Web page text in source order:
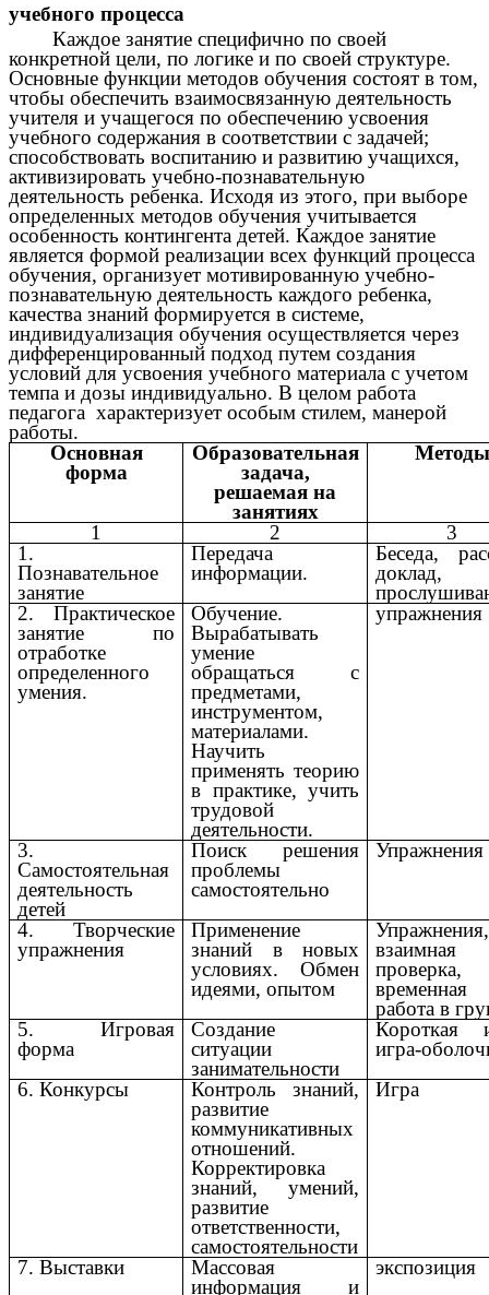
учебного процесса
Каждое занятие специфично по своей
конкретной цели, по логике и по своей структуре.
Основные функции методов обучения состоят в том,
чтобы обеспечить взаимосвязанную деятельность
учителя и учащегося по обеспечению усвоения
учебного содержания в соответствии с задачей;
способствовать воспитанию и развитию учащихся,
активизировать учебно-познавательную
деятельность ребенка. Исходя из этого, при выборе
определенных методов обучения учитывается
особенность контингента детей. Каждое занятие
является формой реализации всех функций процесса
обучения, организует мотивированную учебно-
познавательную деятельность каждого ребенка,
качества знаний формируется в системе,
индивидуализация обучения осуществляется через
дифференцированный подход путем создания
условий для усвоения учебного материала с учетом
темпа и дозы индивидуально. В целом работа
педагога характеризует особым стилем, манерой
работы.
Основная
форма
Образовательная
задача,
решаемая на
занятиях
Методы
1 2
3
1.
Познавательное
занятие
Передача
информации.
Беседа,
доклад,
2. Практическое
занятие по
отработке
определенного
умения.
Обучение.
Вырабатывать
умение
обращаться с
предметами,
инструментом,
материалами.
Научить
применять теорию
в практике, учить
трудовой
деятельности.
упражнения
3.
Самостоятельная
деятельность
детей
Поиск решения
проблемы
самостоятельно
Упражнения
4. Творческие
упражнения
Применение
знаний в новых
условиях. Обмен
идеями, опытом
Упражнения,
взаимная
проверка,
временная
работа в
5. Игровая
форма
Создание
ситуации
занимательности
Короткая
игра-
6. Конкурсы
Контроль знаний,
развитие
коммуникативных
отношений.
Корректировка
знаний, умений,
развитие
ответственности,
самостоятельности
Игра
7. Выставки
Массовая
информация и
экспозиция